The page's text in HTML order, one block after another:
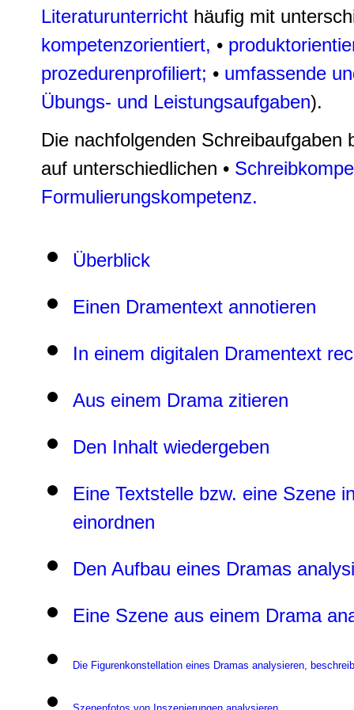
Literaturunterricht häufig mit
kompetenzorientiert, •
prozedurenprofiliert; • umfassende
Übungs- und Leistungsaufgaben).
Die nachfolgenden
auf unterschiedlichen •
Formulierungskompetenz.
Überblick
Einen Dramentext annotieren
In einem digitalen Dramentext
Aus einem Drama zitieren
Den Inhalt wiedergeben
Eine Textstelle bzw. eine Szene
einordnen
Den Aufbau eines Dramas
Eine Szene aus einem Drama
Die Figurenkonstellation eines Dramas analysieren,